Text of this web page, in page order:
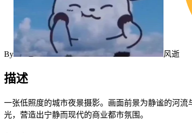
By 风逝
描述
一张低照度的城市夜景摄影。画面前景为静谧的河
光，营造出宁静而现代的商业都市氛围。